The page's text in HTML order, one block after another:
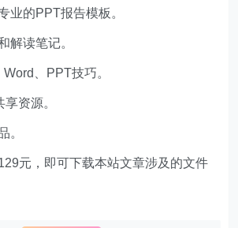
业的PPT报告模板。
解读笔记。
、PPT技巧。
资源。
。
元，即可下载本站文章涉及的文件